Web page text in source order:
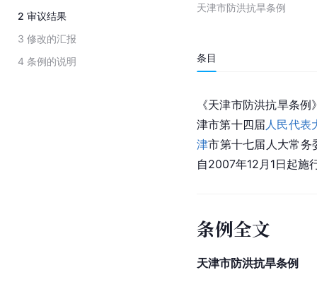
2 审议结果
3 修改的汇报
4 条例的说明
天津市防洪抗旱条例
条目
《天津市防洪抗旱条例
津市第十四届 人民代表
津市第十七届人大常务
自2007年12月1日起施
条例全文
天津市防洪抗旱条例